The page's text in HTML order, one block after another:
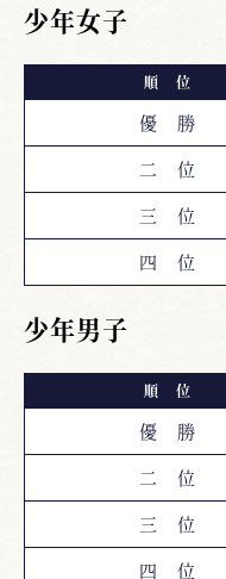
少年女子
順 位
優 勝
二 位
三 位
四 位
少年男子
順 位
優 勝
二 位
三 位
四 位